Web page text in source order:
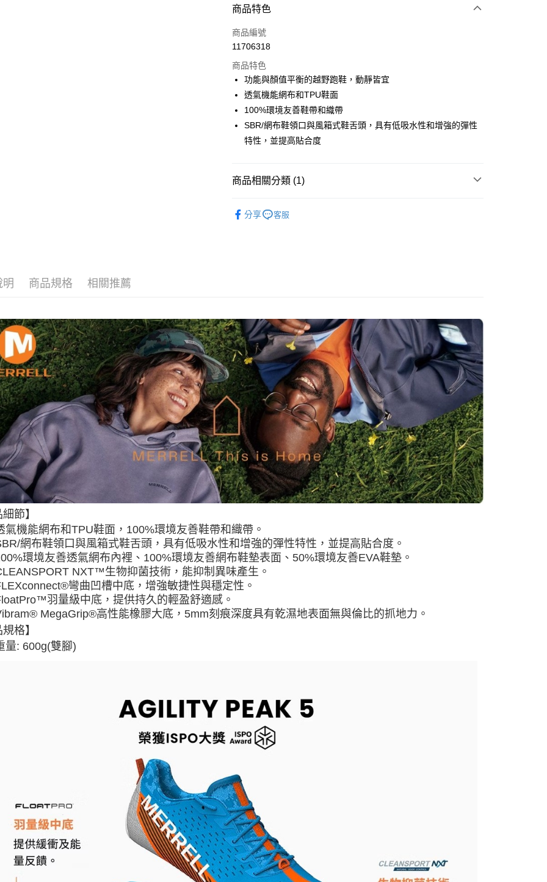
合作金庫商業銀行
華南商業銀行
上海商業儲蓄銀行
國泰世華商業銀行
兆豐國際商業銀行
臺灣中小企業銀行
聯邦商業銀行
元大商業銀行
永豐商業銀行
玉山商業銀行
超商取貨付款
LINE Pay
Apple Pay
ATM付款
每筆NT$60，滿NT$490(含以上)免運費
付款後全家取貨
宅配
每筆NT$80，滿NT$490(含以上)免運費
離島宅配
每筆NT$80，滿NT$490(含以上)免運費
付款後門市自取
免運費
商品特色
商品編號
11706318
商品特色
功能與顏值平衡的越野跑鞋，動靜皆宜
透氣機能網布和TPU鞋面
100%環境友善鞋帶和織帶
SBR/網布鞋領口與風箱式鞋舌頭，具有低吸水性和增強的彈性
特性，並提高貼合度
商品相關分類 (1)
分享
客服
明 商品規格 相關推薦
節】
氣機能網布和TPU鞋面， 100%環境友善鞋帶和織帶。
網布鞋領口與風箱式鞋舌頭，具有低吸水性和增強的彈性特性，並提高貼合度。
環境友善透氣網布內裡、 100%環境友善網布鞋墊表面、50%環境友善EVA鞋墊。
NXT™生物抑菌技術，能抑制異味產生 。
彎曲凹槽中底，增強敏捷性與穩定性 。
羽量級中底，提供持久的輕盈舒適感 。
MegaGrip®高性能橡膠大底， 5mm刻痕深度具有乾濕地表面無與倫比的抓地力。
格】
量: 600g(雙腳)